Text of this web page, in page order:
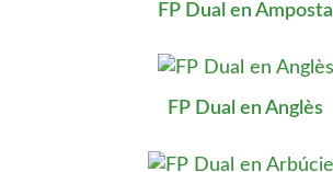
FP Dual en Amposta
FP Dual en Anglès